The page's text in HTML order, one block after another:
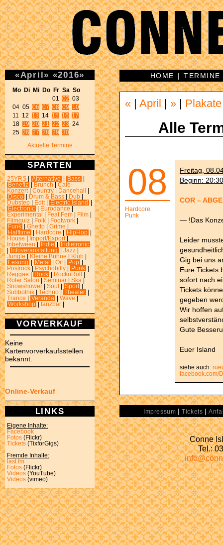
«April» «2016»
Mo Di Mi Do Fr Sa So
01 02 03
04 05 06 07 08 09
10
11 12 13 14 15 16
17
18 19 20 21 22 23 24
25 26 27 28 29 30
Aktuelle Termine
SPARTEN
25YRS Alternative Bass
Benefiz
Brunch
Café-
Konzert
Country Dancehall
Disco
Drum & Bass Dub
Dubstep
Edit Electric island
Electronic
Eurodance
Experimental
Feat.Fem Film
Filmquiz
Folk Footwork
Funk
Ghetto Grime
Halftime
Hardcore HipHop
House
Import/Export
Inbetween
Indie
Indietronic
Infoveranstaltung Jazz
Jungle
Kleine Bühne Klub
Lesung
Metal Oi! Pop
Postrock
Psychobilly Punk
Reggae
Rock RocknRoll
Roter Salon
Seminar Ska
Snowshower
Soul Sport
Subbotnik
Techno Theater
Trance
Veranda Wave
Workshop
tanzbar
VORVERKAUF
Keine
Kartenvorverkaufsstellen
bekannt.
Online-Verkauf
LINKS
Eigene Inhalte:
Facebook
Fotos (Flickr)
Tickets (TixforGigs)
Fremde Inhalte:
last.fm
Fotos (Flickr)
Videos (YouTube)
Videos (vimeo)
HOME |TERMINE
« April » Plakate
Alle
08
Hardcore
Punk
Freitag,
Beginn:
COR –
— !Das
Leider
Gig bei uns
Eure Tickets
sofort nach
Tickets
gegeben
Wir hoffen
Gute
Euer Island
siehe auch:
facebook.com/
Impressum |Tickets |
Conne
Tel.: